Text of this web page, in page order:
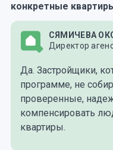
конкретные
СЯМИЧЕВА
Директор
Да. Застройщики,
программе, не
проверенные,
компенсировать
квартиры.